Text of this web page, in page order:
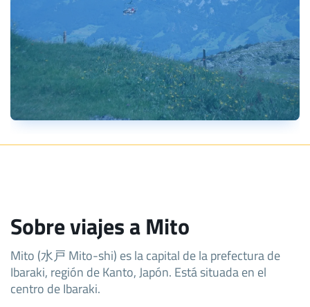
Sobre viajes a Mito
Mito (水戸 Mito-shi) es la capital de la prefectura de
Ibaraki, región de Kanto, Japón. Está situada en el
centro de Ibaraki.